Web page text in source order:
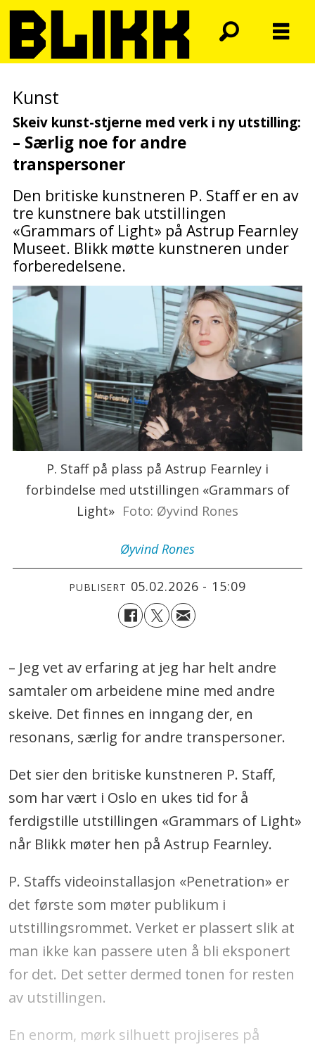
Kunst
Skeiv kunst-stjerne med verk i ny utstilling:
– Særlig noe for andre
transpersoner
Den britiske kunstneren P. Staff er en av
tre kunstnere bak utstillingen
«Grammars of Light» på Astrup Fearnley
Museet. Blikk møtte kunstneren under
forberedelsene.
P. Staff på plass på Astrup Fearnley i
forbindelse med utstillingen «Grammars of
Light» Foto: Øyvind Rones
Øyvind Rones
PUBLISERT 05.02.2026 - 15:09
– Jeg vet av erfaring at jeg har helt andre
samtaler om arbeidene mine med andre
skeive. Det finnes en inngang der, en
resonans, særlig for andre transpersoner.
Det sier den britiske kunstneren P. Staff,
som har vært i Oslo en ukes tid for å
ferdigstille utstillingen «Grammars of Light»
når Blikk møter hen på Astrup Fearnley.
P. Staffs videoinstallasjon «Penetration» er
det første som møter publikum i
utstillingsrommet. Verket er plassert slik at
man ikke kan passere uten å bli eksponert
for det. Det setter dermed tonen for resten
av utstillingen.
En enorm, mørk silhuett projiseres på